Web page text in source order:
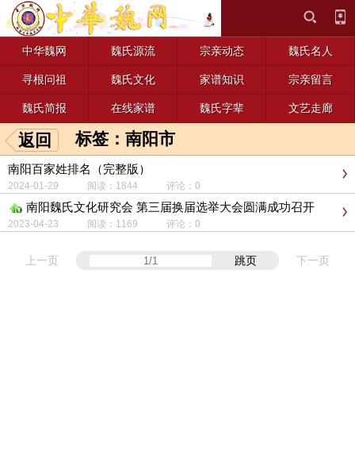
中华魏网 魏氏源流 宗亲动态 魏氏名人
寻根问祖 魏氏文化 家谱知识 宗亲留言
魏氏简报 在线家谱 魏氏字辈 文艺走廊
返回 标签：南阳市
南阳百家姓排名（完整版）
2024-01-29 阅读：1844 评论：0
南阳魏氏文化研究会 第三届换届选举大会圆满成功召开
2023-04-23 阅读：1169 评论：0
上一页 跳页 下一页